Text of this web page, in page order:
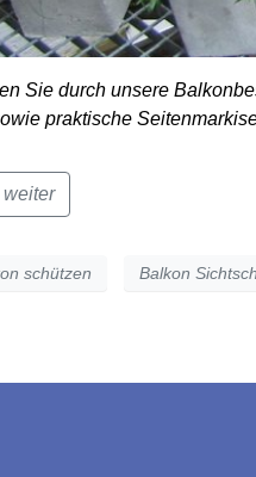
Sie durch unsere
praktische
schützen Balkon